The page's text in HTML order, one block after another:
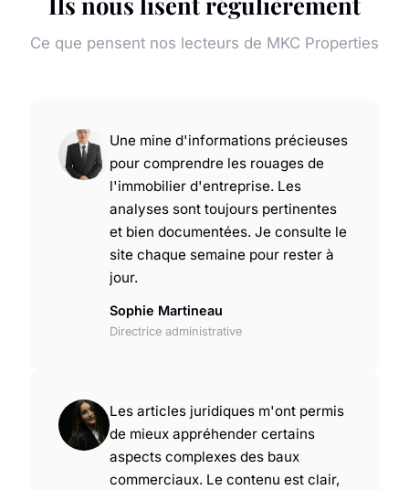
Ce que pensent nos lecteurs de MKC Properties
Une mine d'informations précieuses
pour comprendre les rouages de
l'immobilier d'entreprise. Les
analyses sont toujours pertinentes
et bien documentées. Je consulte le
site chaque semaine pour rester à
jour.
Sophie Martineau
Directrice administrative
Les articles juridiques m'ont permis
de mieux appréhender certains
aspects complexes des baux
commerciaux. Le contenu est clair,